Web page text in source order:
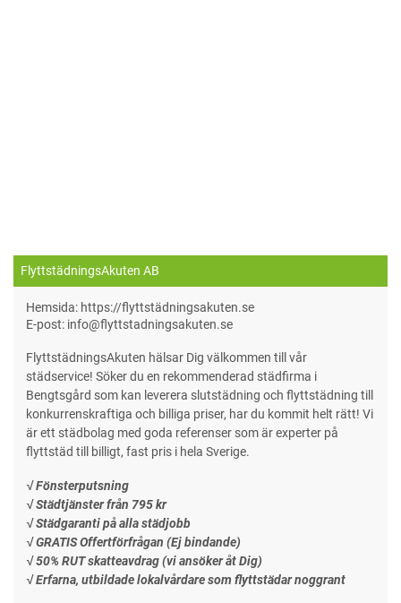
FlyttstädningsAkuten AB
Hemsida: https://flyttstädningsakuten.se
E-post: info@flyttstadningsakuten.se
FlyttstädningsAkuten hälsar Dig välkommen till vår
städservice! Söker du en rekommenderad städfirma i
Bengtsgård som kan leverera slutstädning och flyttstädning till
konkurrenskraftiga och billiga priser, har du kommit helt rätt! Vi
är ett städbolag med goda referenser som är experter på
flyttstäd till billigt, fast pris i hela Sverige.
√ Fönsterputsning
√ Städtjänster från 795 kr
√ Städgaranti på alla städjobb
√ GRATIS Offertförfrågan (Ej bindande)
√ 50% RUT skatteavdrag (vi ansöker åt Dig)
√ Erfarna, utbildade lokalvårdare som flyttstädar noggrant